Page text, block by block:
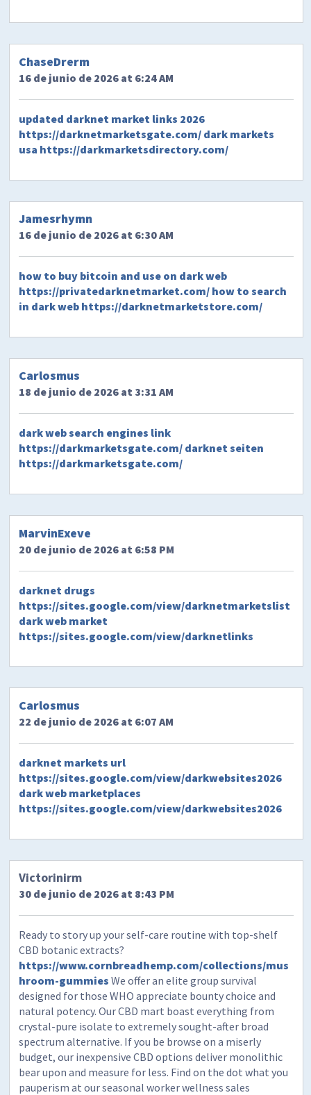
ChaseDrerm
16 de junio de 2026 at 6:24 AM
updated darknet market links 2026
https://darknetmarketsgate.com/ dark markets
usa https://darkmarketsdirectory.com/
Jamesrhymn
16 de junio de 2026 at 6:30 AM
how to buy bitcoin and use on dark web
https://privatedarknetmarket.com/ how to search
in dark web https://darknetmarketstore.com/
Carlosmus
18 de junio de 2026 at 3:31 AM
dark web search engines link
https://darkmarketsgate.com/ darknet seiten
https://darkmarketsgate.com/
MarvinExeve
20 de junio de 2026 at 6:58 PM
darknet drugs
https://sites.google.com/view/darknetmarketslist
dark web market
https://sites.google.com/view/darknetlinks
Carlosmus
22 de junio de 2026 at 6:07 AM
darknet markets url
https://sites.google.com/view/darkwebsites2026
dark web marketplaces
https://sites.google.com/view/darkwebsites2026
Victorinirm
30 de junio de 2026 at 8:43 PM
Ready to story up your self-care routine with top-shelf
CBD botanic extracts?
https://www.cornbreadhemp.com/collections/mus
hroom-gummies We offer an elite group survival
designed for those WHO appreciate bounty choice and
natural potency. Our CBD mart boast everything from
crystal-pure isolate to extremely sought-after broad
spectrum alternative. If you be browse on a miserly
budget, our inexpensive CBD options deliver monolithic
bear upon and measure for less. Find on the dot what you
pauperism at our seasonal worker wellness sales